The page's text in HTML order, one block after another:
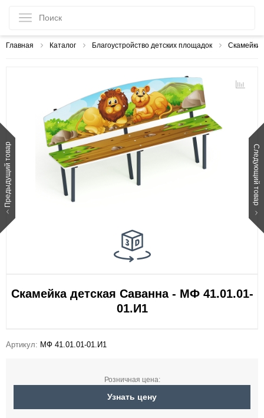
Главная Каталог Благоустройство детских площадок Скамейки
Предыдущий товар Следующий товар
Скамейка детская Саванна - МФ 41.01.01-
01.И1
Артикул: МФ 41.01.01-01.И1
Розничная цена:
Узнать цену